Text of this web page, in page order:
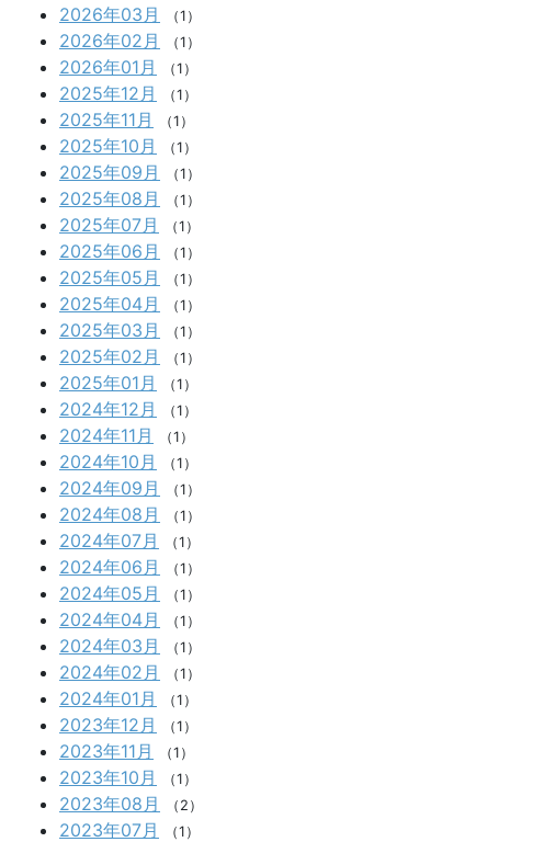
2026年03月 （1）
2026年02月 （1）
2026年01月 （1）
2025年12月 （1）
2025年11月 （1）
2025年10月 （1）
2025年09月 （1）
2025年08月 （1）
2025年07月 （1）
2025年06月 （1）
2025年05月 （1）
2025年04月 （1）
2025年03月 （1）
2025年02月 （1）
2025年01月 （1）
2024年12月 （1）
2024年11月 （1）
2024年10月 （1）
2024年09月 （1）
2024年08月 （1）
2024年07月 （1）
2024年06月 （1）
2024年05月 （1）
2024年04月 （1）
2024年03月 （1）
2024年02月 （1）
2024年01月 （1）
2023年12月 （1）
2023年11月 （1）
2023年10月 （1）
2023年08月 （2）
2023年07月 （1）